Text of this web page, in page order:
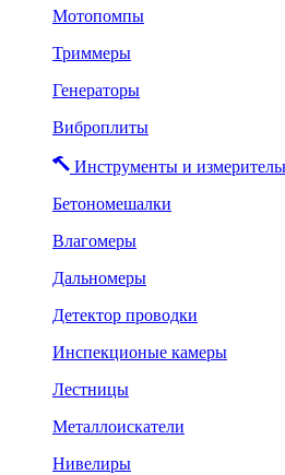
Мотопомпы
Триммеры
Генераторы
Виброплиты
Инструменты и
Бетономешалки
Влагомеры
Дальномеры
Детектор проводки
Инспекционые камеры
Лестницы
Металлоискатели
Нивелиры